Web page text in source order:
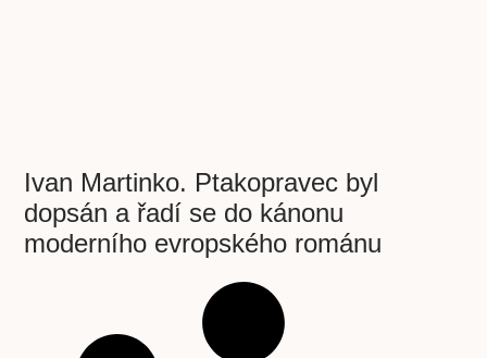
Ivan Martinko. Ptakopravec byl
dopsán a řadí se do kánonu
moderního evropského románu